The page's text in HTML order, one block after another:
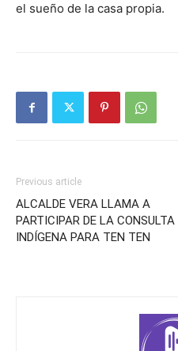
el sueño de la casa propia.
Previous article
ALCALDE VERA LLAMA A
PARTICIPAR DE LA CONSULTA
INDÍGENA PARA TEN TEN